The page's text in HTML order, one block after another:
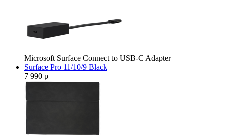
Microsoft Surface Connect to USB-C Adapter
Surface Pro 11/10/9 Black
7 990 р